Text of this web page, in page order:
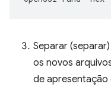
Separar
os novos
de apresentação